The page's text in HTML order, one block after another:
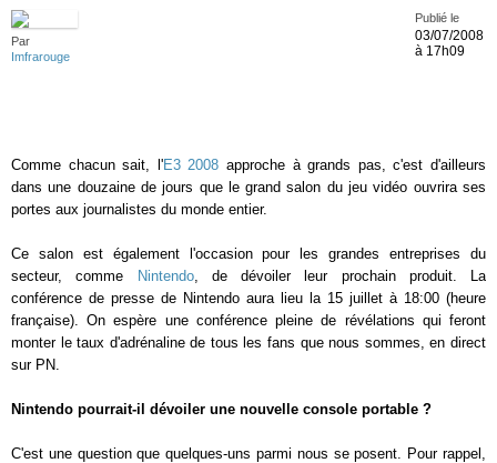
Par
Imfrarouge
Publié le
03/07/2008
à 17h09
Comme chacun sait, l'E3 2008 approche à grands pas, c'est d'ailleurs
dans une douzaine de jours que le grand salon du jeu vidéo ouvrira ses
portes aux journalistes du monde entier.
Ce salon est également l'occasion pour les grandes entreprises du
secteur, comme
Nintendo, de dévoiler leur prochain produit. La
conférence de presse de Nintendo aura lieu la 15 juillet à 18:00 (heure
française). On espère une conférence pleine de révélations qui feront
monter le taux d'adrénaline de tous les fans que nous sommes, en direct
sur PN.
Nintendo pourrait-il dévoiler une nouvelle console portable ?
C'est une question que quelques-uns parmi nous se posent. Pour rappel,